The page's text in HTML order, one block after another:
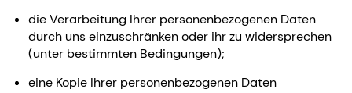
die Verarbeitung Ihrer personenbezogenen Daten
durch uns einzuschränken oder ihr zu widersprechen
(unter bestimmten Bedingungen);
eine Kopie Ihrer personenbezogenen Daten